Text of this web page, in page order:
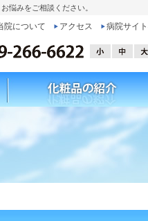
悩みをご相談ください。
院について アクセス 病院サイ